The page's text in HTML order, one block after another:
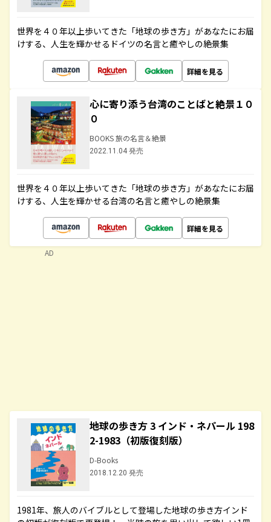
世界を４０年以上歩いてきた「地球の歩き方」があなたにお届
けする、人生を輝かせるドイツの名言と癒やしの絶景集
詳細を見る
心に寄り添う台湾のことばと絶景１０
０
BOOKS 旅の名言＆絶景
2022.11.04 発売
世界を４０年以上歩いてきた「地球の歩き方」があなたにお届
けする、人生を輝かせる台湾の名言と癒やしの絶景集
詳細を見る
地球の歩き方 3 インド・ネパール 198
2-1983（初版復刻版）
D-Books
2018.12.20 発売
1981年、旅人のバイブルとして登場した地球の歩き方インド
AD